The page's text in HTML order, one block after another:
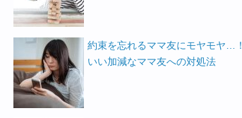
約束を忘れるママ友にモヤモヤ…！
いい加減なママ友への対処法